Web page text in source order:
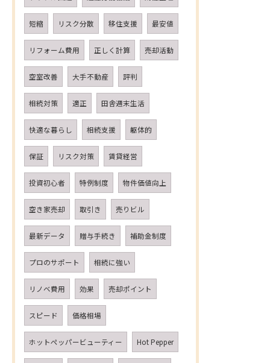
短縮 リスク分散 移住支援 最安値
リフォーム費用 正しく計算 売却活動
空室改善 大手不動産 評判
相続対策 適正 田舎週末生活
快適な暮らし 相続支援 躯体的
保証 リスク対策 賃貸経営
投資初心者 特例制度 物件価値向上
空き家売却 取引き 売りビル
最新データ 贈与手続き 補助金制度
プロのサポート 相続に強い
リノベ費用 効果 売却ポイント
スピード 価格相場
ホットペッパービューティー Hot Pepper